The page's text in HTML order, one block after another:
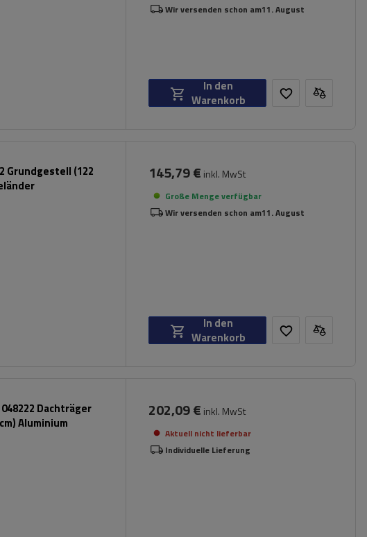
Wir versenden schon am11. August
In den
Warenkorb
Grundgestell (122
145,79 € inkl. MwSt
Große Menge verfügbar
Wir versenden schon am11. August
In den
Warenkorb
Dachträger
Aluminium
202,09 € inkl. MwSt
Aktuell nicht lieferbar
Individuelle Lieferung